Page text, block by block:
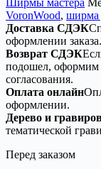
—
4
секций
Ширмы мастера
VoronWood, ширма
Доставка СДЭК
оформлении заказа.
Возврат СДЭК
подошел, оформим
согласования.
Оплата онлайн
оформлении.
Дерево и
тематической
Перед заказом